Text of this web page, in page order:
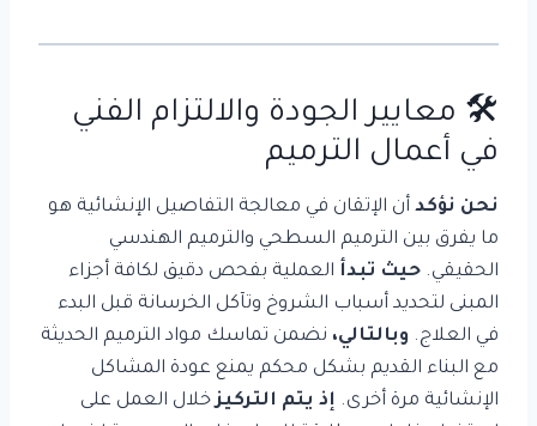
🛠️ معايير الجودة والالتزام الفني
في أعمال الترميم
نحن نؤكد أن الإتقان في معالجة التفاصيل الإنشائية هو
ما يفرق بين الترميم السطحي والترميم الهندسي
الحقيقي. حيث تبدأ العملية بفحص دقيق لكافة أجزاء
المبنى لتحديد أسباب الشروخ وتآكل الخرسانة قبل البدء
في العلاج. وبالتالي، نضمن تماسك مواد الترميم الحديثة
مع البناء القديم بشكل محكم يمنع عودة المشاكل
الإنشائية مرة أخرى. إذ يتم التركيزخلال العمل على